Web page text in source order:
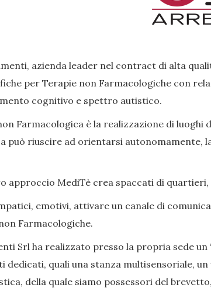
azienda leader nel contract di alta
per Terapie non Farmacologiche con
cognitivo e spettro autistico.
Farmacologica è la realizzazione di
può riuscire ad orientarsi autonomamente,
approccio MediTè crea spaccati di
emotivi, attivare un canale di
Farmacologiche.
Srl ha realizzato presso la propria sede
dedicati, quali una stanza multisensoriale,
della quale siamo possessori del